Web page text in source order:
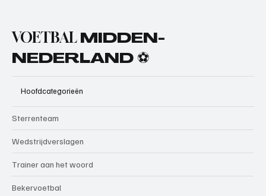
VOETBAL MIDDEN-
NEDERLAND ⚽
Hoofdcategorieën
Sterrenteam
Wedstrijdverslagen
Trainer aan het woord
Bekervoetbal